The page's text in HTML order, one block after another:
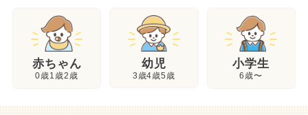
赤ちゃん
0歳1歳2歳
幼児
3歳4歳5歳
小学生
6歳〜